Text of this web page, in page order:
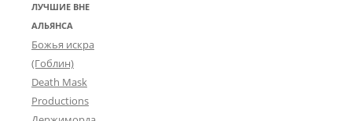
ЛУЧШИЕ ВНЕ
АЛЬЯНСА
Божья искра
(Гоблин)
Death Mask
Productions